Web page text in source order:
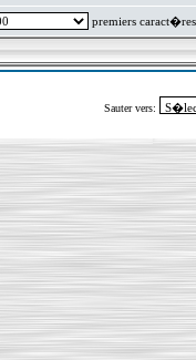
premiers caract�res
Sauter vers: